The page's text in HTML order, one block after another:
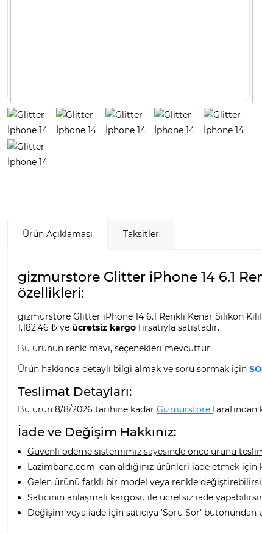
Ürün Açıklaması Taksitler
gizmurstore Glitter iPhone 14 6.1
özellikleri:
gizmurstore Glitter iPhone 14 6.1 Renkli Kenar Silikon
1.182,46 ₺ ye ücretsiz kargo fırsatıyla satıştadır.
Bu ürünün renk: mavi, seçenekleri mevcuttur.
Ürün hakkında detaylı bilgi almak ve soru sormak için
Teslimat Detayları:
Bu ürün 8/8/2026 tarihine kadar Gizmurstore tarafından
İade ve Değişim Hakkınız:
Güvenli ödeme sistemimiz sayesinde önce ürünü
Lazimbana.com' dan aldığınız ürünleri iade etmek
Gelen ürünü farklı bir model veya renkle
Satıcının anlaşmalı kargosu ile ücretsiz iade
Değişim veya iade için satıcıya 'Soru Sor' butonundan